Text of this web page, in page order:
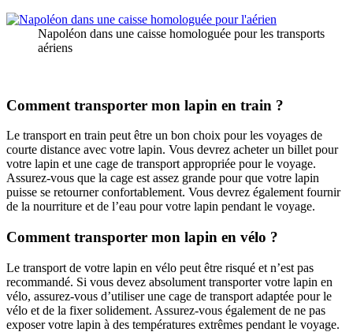
Napoléon dans une caisse homologuée pour les transports
aériens
Comment transporter mon lapin en train ?
Le transport en train peut être un bon choix pour les voyages de
courte distance avec votre lapin. Vous devrez acheter un billet pour
votre lapin et une cage de transport appropriée pour le voyage.
Assurez-vous que la cage est assez grande pour que votre lapin
puisse se retourner confortablement. Vous devrez également fournir
de la nourriture et de l’eau pour votre lapin pendant le voyage.
Comment transporter mon lapin en vélo ?
Le transport de votre lapin en vélo peut être risqué et n’est pas
recommandé. Si vous devez absolument transporter votre lapin en
vélo, assurez-vous d’utiliser une cage de transport adaptée pour le
vélo et de la fixer solidement. Assurez-vous également de ne pas
exposer votre lapin à des températures extrêmes pendant le voyage.